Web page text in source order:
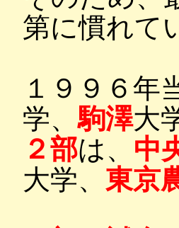
第に慣れて
１９９６年
学、駒澤大
２部は、 中
大学、 東京